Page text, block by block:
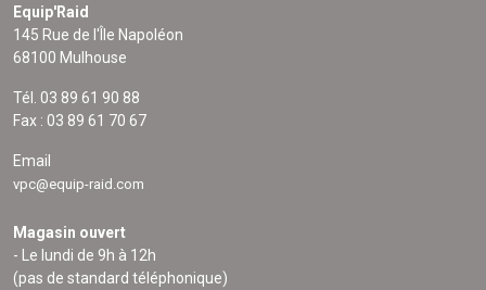
Equip'Raid
145 Rue de l'Île Napoléon
68100 Mulhouse
Tél. 03 89 61 90 88
Fax : 03 89 61 70 67
Email
vpc@equip-raid.com
Magasin ouvert
- Le lundi de 9h à 12h
(pas de standard téléphonique)